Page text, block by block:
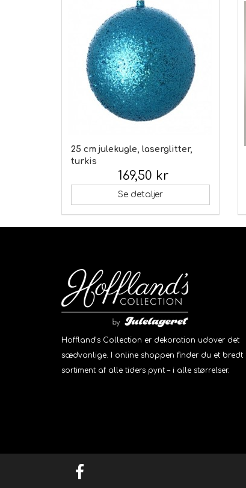
25 cm julekugle, laserglitter,
turkis
169,50 kr
Se detaljer
Hoffland’s Collection er dekoration udover det
sædvanlige. I online shoppen finder du et bredt
sortiment af alle tiders pynt – i alle størrelser.